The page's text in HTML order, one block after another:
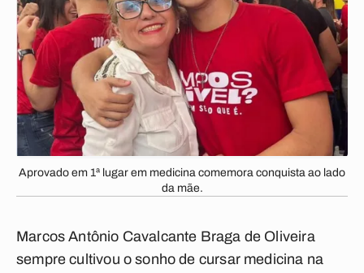
Aprovado em 1ª lugar em medicina comemora conquista ao lado
da mãe.
Marcos Antônio Cavalcante Braga de Oliveira
sempre cultivou o sonho de cursar medicina na